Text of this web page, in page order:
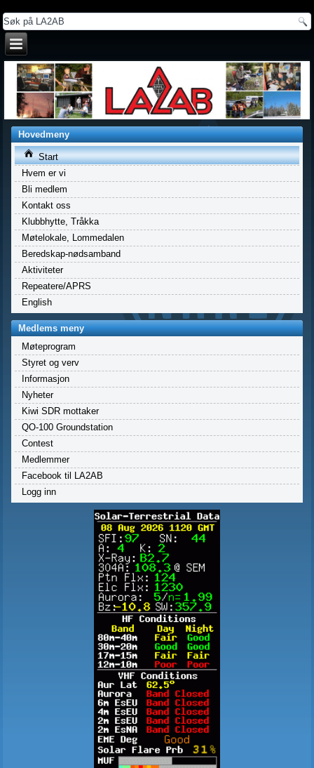
Hovedmeny
Start
Hvem er vi
Bli medlem
Kontakt oss
Klubbhytte, Tråkka
Møtelokale, Lommedalen
Beredskap-nødsamband
Aktiviteter
Repeatere/APRS
English
Medlems meny
Møteprogram
Styret og verv
Informasjon
Nyheter
Kiwi SDR mottaker
QO-100 Groundstation
Contest
Medlemmer
Facebook til LA2AB
Logg inn